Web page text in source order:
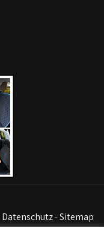
Datenschutz-Sitemap